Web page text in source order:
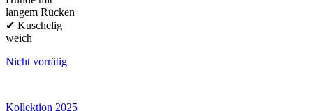
langem Rücken
✔ Kuschelig
weich
Nicht vorrätig
Kollektion 2025